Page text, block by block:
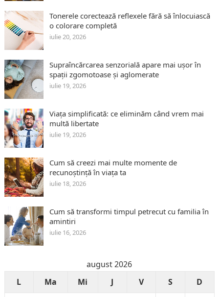
Tonerele corectează reflexele fără să înlocuiască
o colorare completă
iulie 20, 2026
Supraîncărcarea senzorială apare mai ușor în
spații zgomotoase și aglomerate
iulie 19, 2026
Viața simplificată: ce eliminăm când vrem mai
multă libertate
iulie 19, 2026
Cum să creezi mai multe momente de
recunoștință în viața ta
iulie 18, 2026
Cum să transformi timpul petrecut cu familia în
amintiri
iulie 16, 2026
august 2026
L
Ma Mi J V S
D